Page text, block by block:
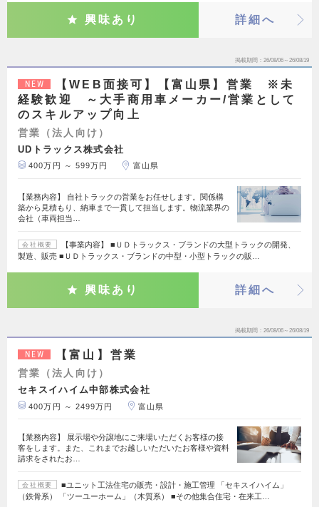
興味あり 詳細へ
掲載期間 26/08/06～26/08/19
NEW
【WEB面接可】【富山県】営業 ※未
経験歓迎 ～大手商用車メーカー/営業として
のスキルアップ向上
営業（法人向け）
UDトラックス株式会社
400万円 ～ 599万円 富山県
【業務内容】 自社トラックの営業をお任せします。関係構
築から見積もり、納車まで一貫して担当します。物流業界の
会社（車両担当…
会社概要
【事業内容】 ■ＵＤトラックス・ブランドの大型トラックの開発、
製造、販売 ■ＵＤトラックス・ブランドの中型・小型トラックの販…
興味あり 詳細へ
掲載期間 26/08/06～26/08/19
NEW 【富山】営業
営業（法人向け）
セキスイハイム中部株式会社
400万円 ～ 2499万円 富山県
【業務内容】 展示場や分譲地にご来場いただくお客様の接
客をします。また、これまでお越しいただいたお客様や資料
請求をされたお…
会社概要
■ユニット工法住宅の販売・設計・施工管理 「セキスイハイム」
（鉄骨系） 「ツーユーホーム」（木質系） ■その他集合住宅・在来工…